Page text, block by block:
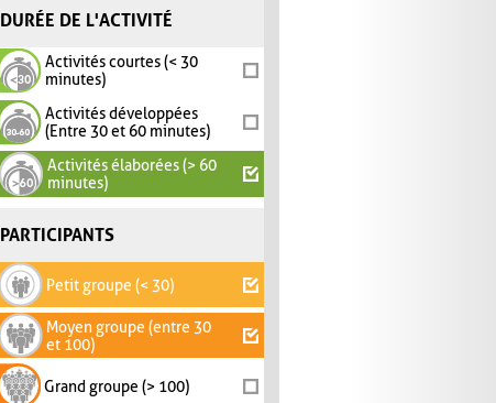
DURÉE DE L'ACTIVITÉ
Activités courtes (< 30
minutes)
Activités développées
(Entre 30 et 60 minutes)
Activités élaborées (> 60
minutes)
PARTICIPANTS
Petit groupe (< 30)
Moyen groupe (entre 30
et 100)
Grand groupe (> 100)